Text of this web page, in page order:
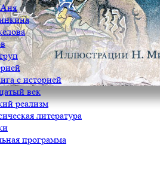
с историей
век
реализм
литература
программа